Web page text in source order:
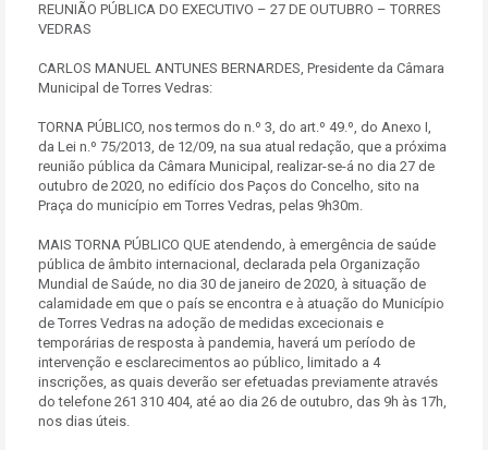
REUNIÃO PÚBLICA DO EXECUTIVO – 27 DE OUTUBRO – TORRES
VEDRAS
CARLOS MANUEL ANTUNES BERNARDES, Presidente da Câmara
Municipal de Torres Vedras:
TORNA PÚBLICO, nos termos do n.º 3, do art.º 49.º, do Anexo I,
da Lei n.º 75/2013, de 12/09, na sua atual redação, que a próxima
reunião pública da Câmara Municipal, realizar-se-á no dia 27 de
outubro de 2020, no edifício dos Paços do Concelho, sito na
Praça do município em Torres Vedras, pelas 9h30m.
MAIS TORNA PÚBLICO QUE atendendo, à emergência de saúde
pública de âmbito internacional, declarada pela Organização
Mundial de Saúde, no dia 30 de janeiro de 2020, à situação de
calamidade em que o país se encontra e à atuação do Município
de Torres Vedras na adoção de medidas excecionais e
temporárias de resposta à pandemia, haverá um período de
intervenção e esclarecimentos ao público, limitado a 4
inscrições, as quais deverão ser efetuadas previamente através
do telefone 261 310 404, até ao dia 26 de outubro, das 9h às 17h,
nos dias úteis.